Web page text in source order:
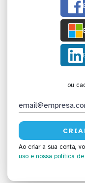
ou
Ao criar a sua conta,
uso e nossa política